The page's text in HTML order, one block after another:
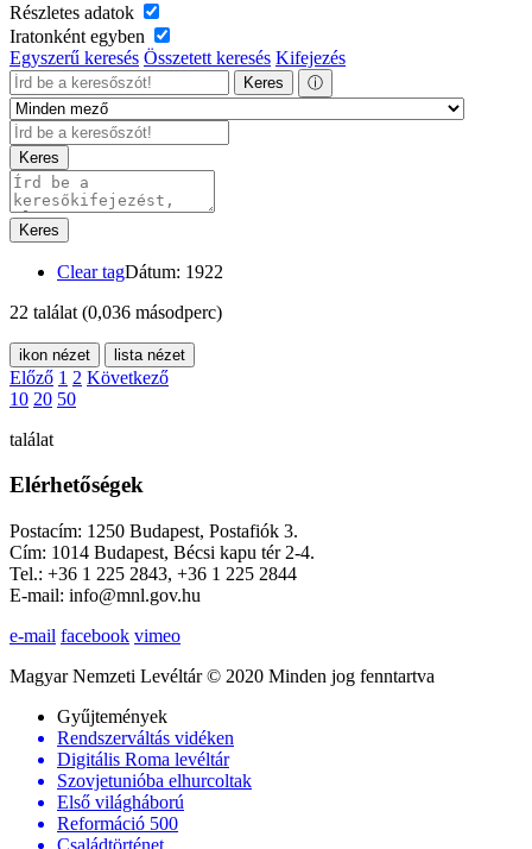
Részletes adatok
Iratonként egyben
Egyszerű keresés Összetett keresés Kifejezés
Keres ⓘ
Keres
Keres
Clear tagDátum: 1922
22 találat (0,036 másodperc)
ikon nézet lista nézet
Előző 1 2 Következő
10 20 50
találat
Elérhetőségek
Postacím: 1250 Budapest, Postafiók 3.
Cím: 1014 Budapest, Bécsi kapu tér 2-4.
Tel.: +36 1 225 2843, +36 1 225 2844
E-mail: info@mnl.gov.hu
e-mail facebook vimeo
Magyar Nemzeti Levéltár © 2020 Minden jog fenntartva
Gyűjtemények
Rendszerváltás vidéken
Digitális Roma levéltár
Szovjetunióba elhurcoltak
Első világháború
Reformáció 500